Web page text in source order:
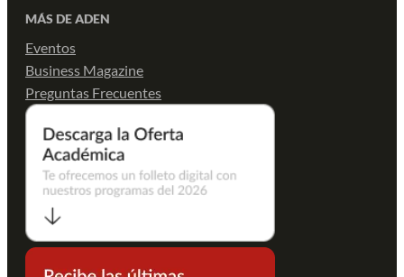
MÁS DE ADEN
Eventos
Business Magazine
Preguntas Frecuentes